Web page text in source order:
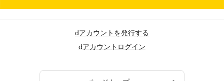
dアカウントを発行する
dアカウントログイン